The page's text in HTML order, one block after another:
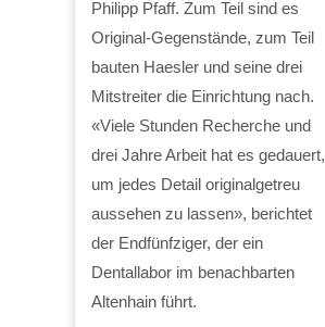
Philipp Pfaff. Zum Teil sind es
Original-Gegenstände, zum Teil
bauten Haesler und seine drei
Mitstreiter die Einrichtung nach.
«Viele Stunden Recherche und
drei Jahre Arbeit hat es gedauert,
um jedes Detail originalgetreu
aussehen zu lassen», berichtet
der Endfünfziger, der ein
Dentallabor im benachbarten
Altenhain führt.